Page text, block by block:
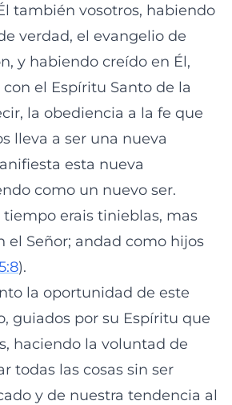
también vosotros, habiendo
verdad, el evangelio de
y habiendo creído en Él,
el Espíritu Santo de la
la obediencia a la fe que
lleva a ser una nueva
esta nueva
como un nuevo ser.
tiempo erais tinieblas, mas
el Señor; andad como hijos
).
la oportunidad de este
guiados por su Espíritu que
haciendo la voluntad de
todas las cosas sin ser
y de nuestra tendencia al